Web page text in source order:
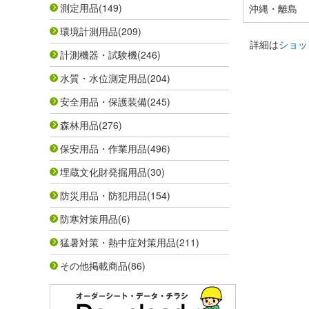
測定用品(149)
環境計測用品(209)
計測機器・試験機(246)
水質・水位測定用品(204)
安全用品・保護装備(245)
森林用品(276)
保安用品・作業用品(496)
埋蔵文化財発掘用品(30)
防災用品・防犯用品(154)
防寒対策用品(6)
猛暑対策・熱中症対策用品(211)
その他掲載商品(86)
沖縄・離島
詳細はショ